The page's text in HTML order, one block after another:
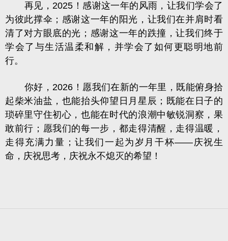
再见，2025！ 感谢这一年的风雨，让我们学会了
为彼此撑伞；感谢这一年的阳光，让我们在并肩时看
清了对方眼底的光；感谢这一年的跌撞，让我们终于
学会了与生活温柔和解，并学会了如何更聪明地前
行。
你好，2026！ 愿我们在新的一年里，既能俯身拾
起柴米油盐，也能抬头仰望日月星辰；既能在日子的
琐碎里守住初心，也能在时代的浪潮中敏锐洞察，果
敢前行；愿我们的每一步，都走得清醒，走得温暖，
走得充满力量；让我们一起为岁月干杯——庆祝生
命，庆祝思考，庆祝永不熄灭的希望！